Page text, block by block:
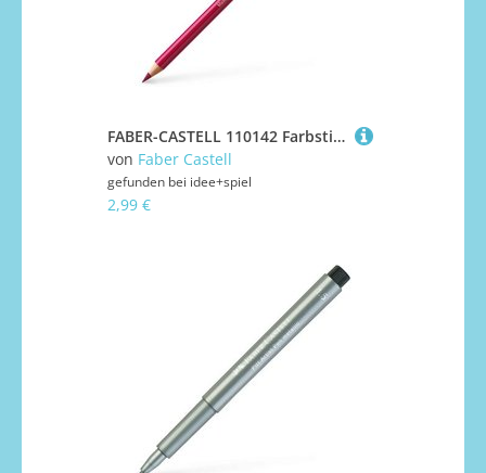
FABER-CASTELL 110142 Farbstift Polychromos Farbe 142 krapplack
von Faber Castell
gefunden bei idee+spiel
2,99 €